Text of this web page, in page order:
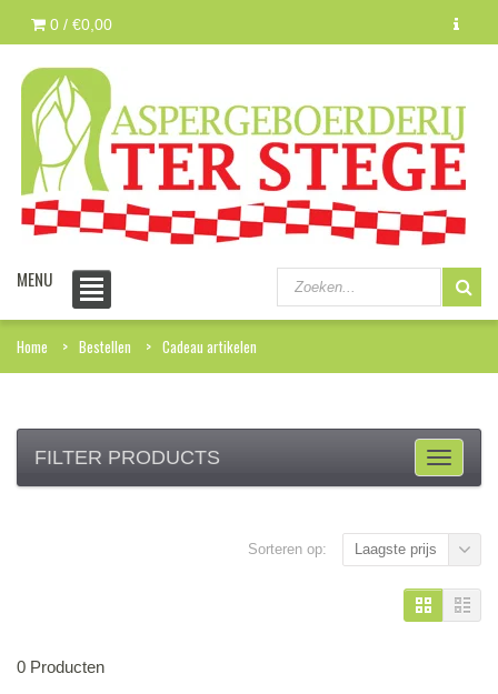
0 / €0,00
MENU
Home Bestellen Cadeau artikelen
FILTER PRODUCTS
Sorteren op: Laagste prijs
0 Producten